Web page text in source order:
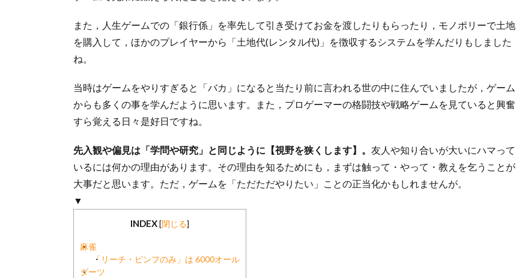
また，人生ゲームでの「銀行係」を率先して引き受けてお金を渡したりもらったり，モノポリーで土地
を購入して，ほかのプレイヤーから「土地代(レンタル代)」を徴収するシステムを学んだりもしました
ね。
当時はゲームをやりすぎると「バカ」になると当たり前に言われる世の中に住んでいましたが，ゲーム
からも多くの事を学んだように思います。また，プロゲーマーの格闘技や戦略ゲームを見ていると興奮
すら覚える日々是好日ですね。
先入観や偏見は「学問や研究」と同じように【視野を狭くします】。 友人や知り合いが大いにハマって
いるには何かの理由があります。その理由を知るためにも，まずは触って・やって・教えを乞うことが
大事だと思います。ただ，ゲームを「ただただやりたい」ことの正当化かもしれませんが。
▼
INDEX[閉じる]
麻雀
「リーチ・ピンフのみ」は 6000オール
ダーツ